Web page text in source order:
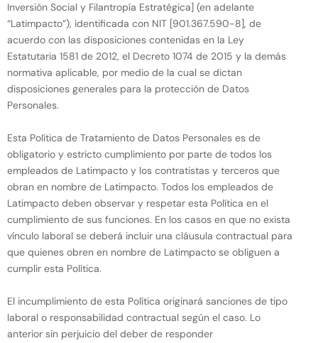
Inversión Social y Filantropía Estratégica] (en adelante
“Latimpacto”), identificada con NIT [901.367.590-8], de
acuerdo con las disposiciones contenidas en la Ley
Estatutaria 1581 de 2012, el Decreto 1074 de 2015 y la demás
normativa aplicable, por medio de la cual se dictan
disposiciones generales para la protección de Datos
Personales.
Esta Política de Tratamiento de Datos Personales es de
obligatorio y estricto cumplimiento por parte de todos los
empleados de Latimpacto y los contratistas y terceros que
obran en nombre de Latimpacto. Todos los empleados de
Latimpacto deben observar y respetar esta Política en el
cumplimiento de sus funciones. En los casos en que no exista
vínculo laboral se deberá incluir una cláusula contractual para
que quienes obren en nombre de Latimpacto se obliguen a
cumplir esta Política.
El incumplimiento de esta Política originará sanciones de tipo
laboral o responsabilidad contractual según el caso. Lo
anterior sin perjuicio del deber de responder